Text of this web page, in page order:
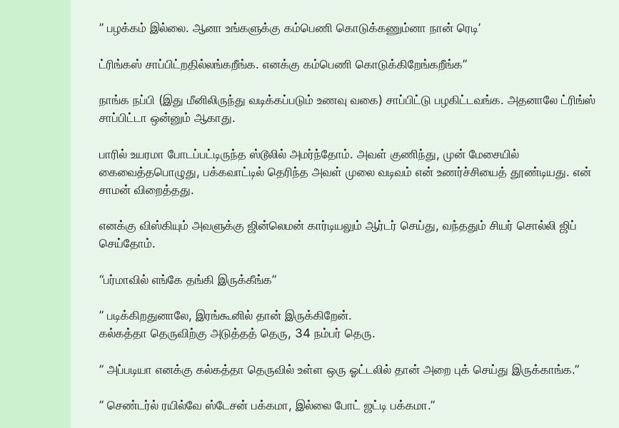
” பழக்கம் இல்லை. ஆனா உங்களுக்கு கம்பெணி கொடுக்கணும்னா நான் ரெடி’
ட்ரிங்கஸ் சாப்பிட்றதில்லங்கறீங்க. எனக்கு கம்பெணி கொடுக்கிறேங்கறீங்க”
நாங்க நப்பி (இது மீனிலிருந்து வடிக்கப்படும் உணவு வகை) சாப்பிட்டு பழகிட்டவங்க. அதனாலே ட்ரிங்ஸ்
சாப்பிட்டா ஒன்னும் ஆகாது.
பாரில் உயரமா போடப்பட்டிருந்த ஸ்டூலில் அமர்ந்தோம். அவள் குணிந்து, முன் மேசையில்
கைவைத்தபொழுது, பக்கவாட்டில் தெரிந்த அவள் முலை வடிவம் என் உணர்ச்சியைத் தூண்டியது. என்
சாமன் விறைத்தது.
எனக்கு விஸ்கியும் அவளுக்கு ஜின்லெமன் கார்டியலும் ஆர்டர் செய்து, வந்ததும் சியர் சொல்லி ஜிப்
செய்தோம்.
“பர்மாவில் எங்கே தங்கி இருக்கீங்க”
” படிக்கிறதுனாலே, இரங்கூனில் தான் இருக்கிறேன்.
கல்கத்தா தெருவிற்கு அடுத்தத் தெரு, 34 நம்பர் தெரு.
” அப்படியா எனக்கு கல்கத்தா தெருவில் உள்ள ஒரு ஓட்டலில் தான் அறை புக் செய்து இருக்காங்க.”
” செண்டர்ல் ரயில்வே ஸ்டேசன் பக்கமா, இல்லை போட் ஜட்டி பக்கமா.”